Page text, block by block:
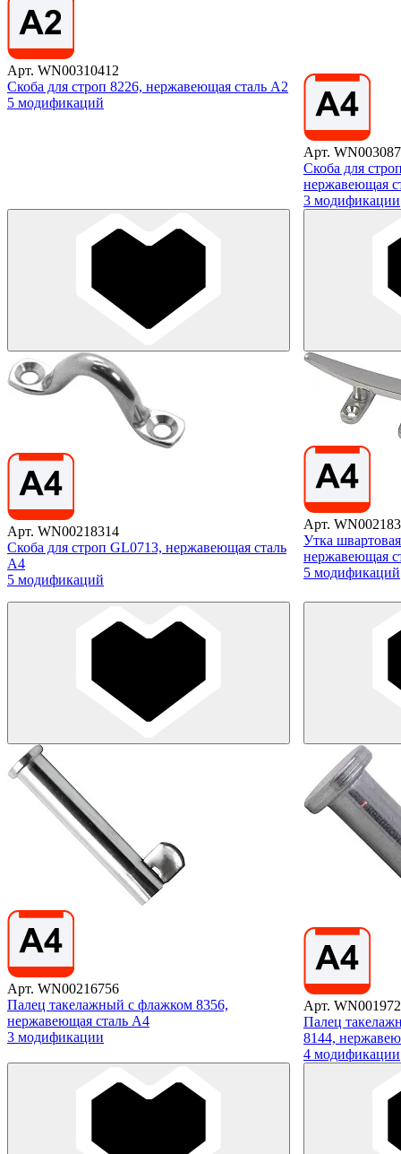
Арт. WN00310412
Скоба для строп 8226, нержавеющая сталь А2
5 модификаций
Арт.
Скоба для
нержавеющая
3 модификации
Арт. WN00218314
Скоба для строп GL0713, нержавеющая сталь
А4
5 модификаций
Арт.
Утка
нержавеющая
5 модификаций
Арт. WN00216756
Палец такелажный с флажком 8356,
нержавеющая сталь А4
3 модификации
Арт.
Палец
8144,
4 модификации